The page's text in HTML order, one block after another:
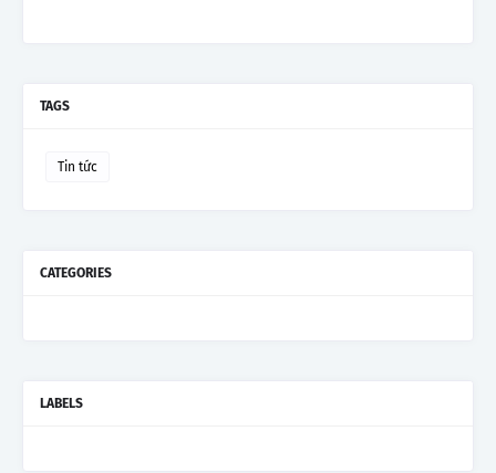
TAGS
Tin tức
CATEGORIES
LABELS